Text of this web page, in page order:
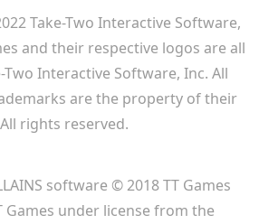
Take-Two Interactive Software,
and their respective logos are all
Interactive Software, Inc. All
are the property of their
rights reserved.
software © 2018 TT Games
Games under license from the